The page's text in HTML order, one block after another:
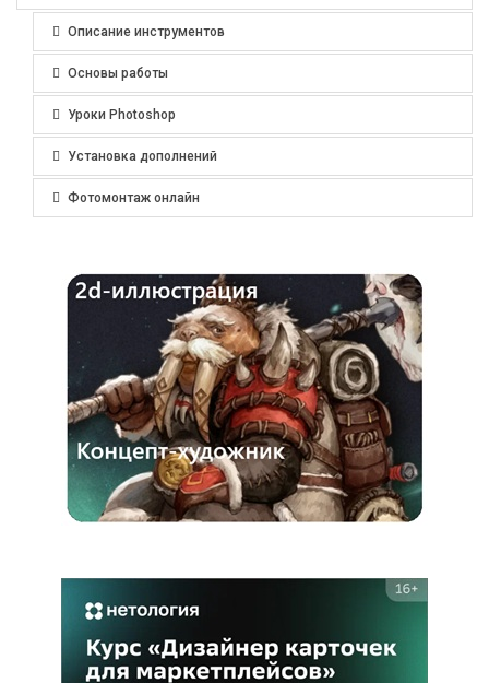
Описание инструментов
Основы работы
Уроки Photoshop
Установка дополнений
Фотомонтаж онлайн